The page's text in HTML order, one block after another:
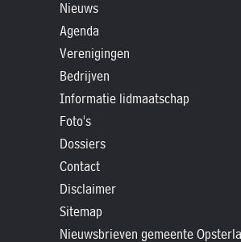
Nieuws
Agenda
Verenigingen
Bedrijven
Informatie lidmaatschap
Foto's
Dossiers
Contact
Disclaimer
Sitemap
Nieuwsbrieven gemeente
Historische
verhalen
Dossiers
Contact
gemeente